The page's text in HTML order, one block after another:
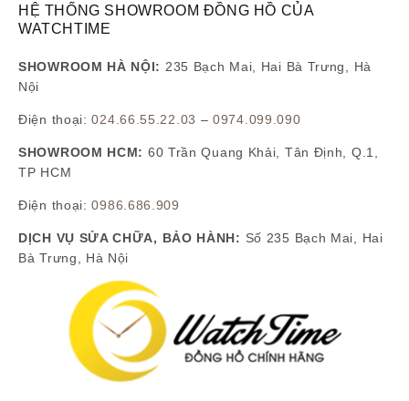
HỆ THỐNG SHOWROOM ĐỒNG HỒ CỦA
WATCHTIME
SHOWROOM HÀ NỘI: 235 Bạch Mai, Hai Bà Trưng, Hà
Nội
Điện thoại:024.66.55.22.03 –0974.099.090
SHOWROOM HCM: 60 Trần Quang Khải, Tân Định, Q.1,
TP HCM
Điện thoại:0986.686.909
DỊCH VỤ SỬA CHỮA, BẢO HÀNH: Số 235 Bạch Mai, Hai
Bà Trưng, Hà Nội